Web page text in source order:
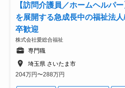
【訪問介護員／ホームヘルパ
を展開する急成長中の福祉法
卒歓迎
株式会社愛総合福祉
専門職
埼玉県 さいたま市
204万円〜288万円